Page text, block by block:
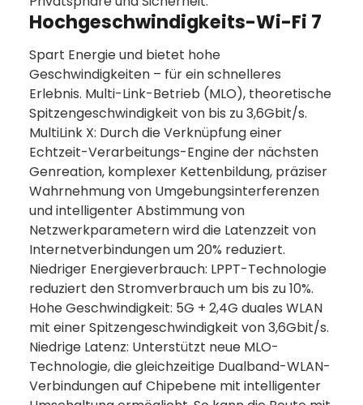
Hochgeschwindigkeits-Wi-Fi 7
Spart Energie und bietet hohe
Geschwindigkeiten – für ein schnelleres
Erlebnis. Multi-Link-Betrieb (MLO), theoretische
Spitzengeschwindigkeit von bis zu 3,6Gbit/s.
MultiLink X: Durch die Verknüpfung einer
Echtzeit-Verarbeitungs-Engine der nächsten
Genreation, komplexer Kettenbildung, präziser
Wahrnehmung von Umgebungsinterferenzen
und intelligenter Abstimmung von
Netzwerkparametern wird die Latenzzeit von
Internetverbindungen um 20% reduziert.
Niedriger Energieverbrauch: LPPT-Technologie
reduziert den Stromverbrauch um bis zu 10%.
Hohe Geschwindigkeit: 5G + 2,4G duales WLAN
mit einer Spitzengeschwindigkeit von 3,6Gbit/s.
Niedrige Latenz: Unterstützt neue MLO-
Technologie, die gleichzeitige Dualband-WLAN-
Verbindungen auf Chipebene mit intelligenter